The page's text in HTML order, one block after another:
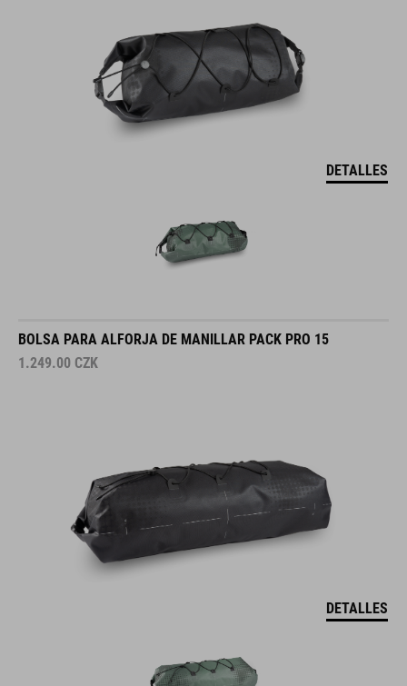
DETALLES
BOLSA PARA ALFORJA DE MANILLAR PACK PRO 15
1.249.00 CZK
DETALLES